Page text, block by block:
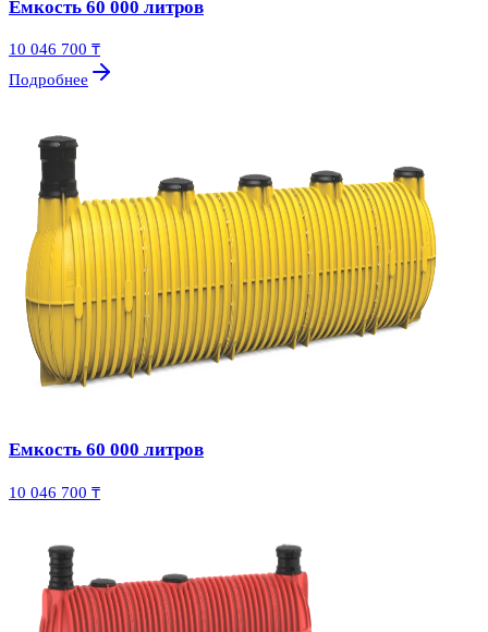
Емкость 60 000 литров
10 046 700 ₸
Подробнее
Емкость 60 000 литров
10 046 700 ₸